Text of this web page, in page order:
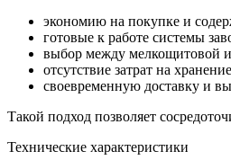
экономию на покупке и
готовые к работе системы
выбор между мелкощитовой
отсутствие затрат на
своевременную доставку и
Такой подход позволяет
Технические характеристики